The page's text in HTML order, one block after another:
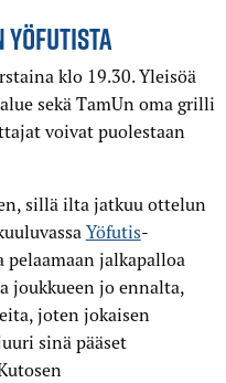
klo 19.30. Yleisöä
sekä TamUn oma grilli
voivat puolestaan
sillä ilta jatkuu ottelun
Yöfutis-
jalkapalloa
joukkueen jo ennalta,
joten jokaisen
sinä pääset